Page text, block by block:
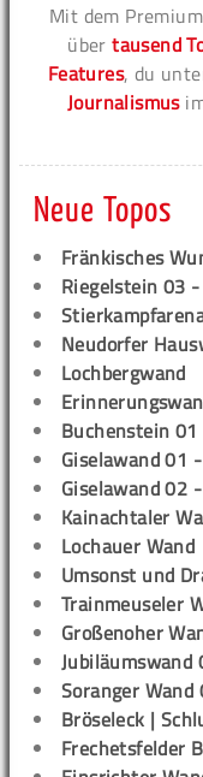
Mit dem
übertausend
Features, du
Journalismus
Neue Topos
Fränkisches
Riegelstein 03
Neudorfer
Lochbergwand
Buchenstein
Giselawand 01
Giselawand 02
Kainachtaler
Lochauer Wand
Umsonst und
Trainmeuseler
Großenoher
Jubiläumswand
Soranger
Bröseleck |
Frechetsfelder